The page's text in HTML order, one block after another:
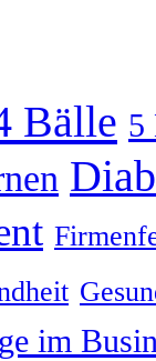
Bälle 5
im